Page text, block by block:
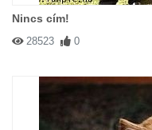
Nincs cím!
28523 0